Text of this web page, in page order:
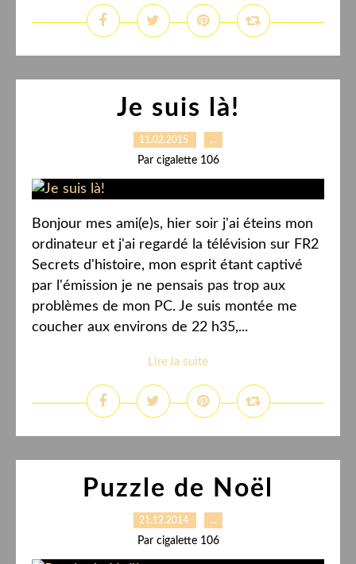
Je suis là!
11.02.2015 …
Par cigalette 106
Bonjour mes ami(e)s, hier soir j'ai éteins mon
ordinateur et j'ai regardé la télévision sur FR2
Secrets d'histoire, mon esprit étant captivé
par l'émission je ne pensais pas trop aux
problèmes de mon PC. Je suis montée me
coucher aux environs de 22 h35,...
Lire la suite
Puzzle de Noël
21.12.2014 …
Par cigalette 106